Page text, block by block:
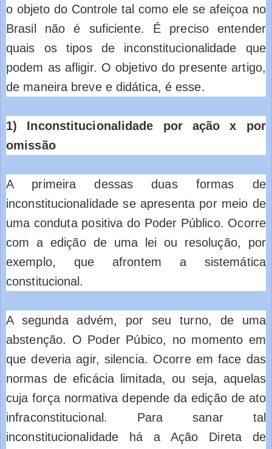
o objeto do Controle tal como ele se afeiçoa no
Brasil não é suficiente. É preciso entender
quais os tipos de inconstitucionalidade que
podem as afligir. O objetivo do presente artigo,
de maneira breve e didática, é esse.
1) Inconstitucionalidade por ação x por
omissão
A primeira dessas duas formas de
inconstitucionalidade se apresenta por meio de
uma conduta positiva do Poder Público. Ocorre
com a edição de uma lei ou resolução, por
exemplo, que afrontem a sistemática
constitucional.
A segunda advém, por seu turno, de uma
abstenção. O Poder Púbico, no momento em
que deveria agir, silencia. Ocorre em face das
normas de eficácia limitada, ou seja, aquelas
cuja força normativa depende da edição de ato
infraconstitucional. Para sanar tal
inconstitucionalidade há a Ação Direta de